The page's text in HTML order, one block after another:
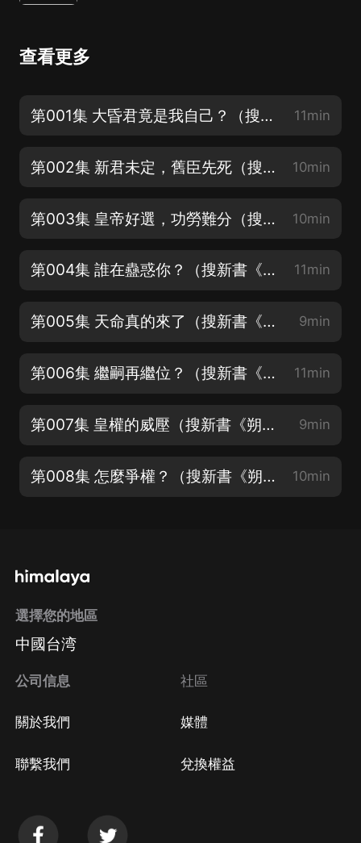
查看更多
第001集 大昏君竟是我自己？（搜新書《朔明》） 11min
第002集 新君未定，舊臣先死（搜新書《朔明》） 10min
第003集 皇帝好選，功勞難分（搜新書《朔明》） 10min
第004集 誰在蠱惑你？（搜新書《朔明》） 11min
第005集 天命真的來了（搜新書《朔明》） 9min
第006集 繼嗣再繼位？（搜新書《朔明》） 11min
第007集 皇權的威壓（搜新書《朔明》） 9min
第008集 怎麼爭權？（搜新書《朔明》） 10min
選擇您的地區
中國台湾
公司信息
關於我們
聯繫我們
社區
媒體
兌換權益